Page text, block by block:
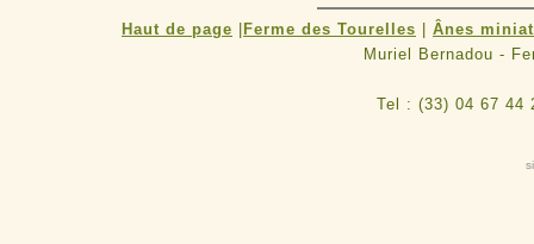
Haut de page Ferme des Tourelles
Ânes
Muriel Bernadou -
Tel : (33) 04 67 44